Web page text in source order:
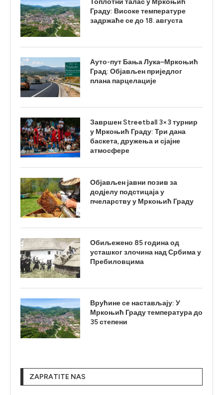
Топлотни талас у Мркоњић
Граду: Високе температуре
задржаће се до 18. августа
Ауто-пут Бања Лука–Мркоњић
Град: Објављен приједлог
плана парцелације
Завршен Streetball 3×3 турнир
у Мркоњић Граду: Три дана
баскета, дружења и сјајне
атмосфере
Објављен јавни позив за
додјелу подстицаја у
пчеларству у Мркоњић Граду
Обиљежено 85 година од
усташког злочина над Србима у
Пребиловцима
Врућине се настављају: У
Мркоњић Граду температура до
35 степени
ZAPRATITE NAS